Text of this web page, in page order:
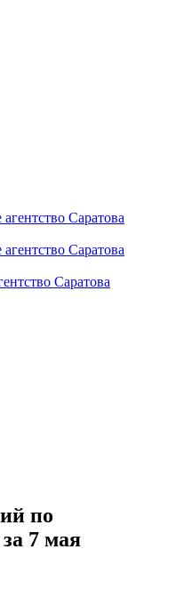
Саратова
по
7 мая